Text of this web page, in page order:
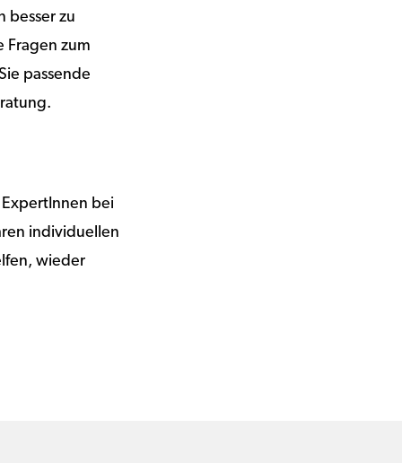
besser zu
Fragen zum
passende
bei
individuellen
wieder